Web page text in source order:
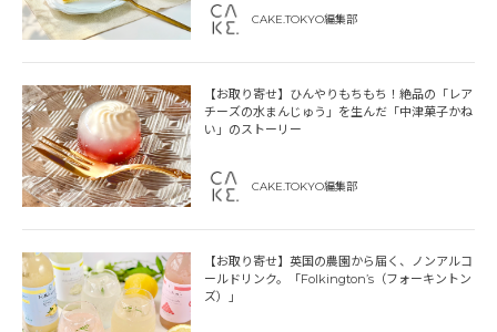
CAKE.TOKYO編集部
【お取り寄せ】ひんやりもちもち！絶品の「レア
チーズの水まんじゅう」を生んだ「中津菓子かね
い」のストーリー
CAKE.TOKYO編集部
【お取り寄せ】英国の農園から届く、ノンアルコ
ールドリンク。「Folkington’s（フォーキントン
ズ）」